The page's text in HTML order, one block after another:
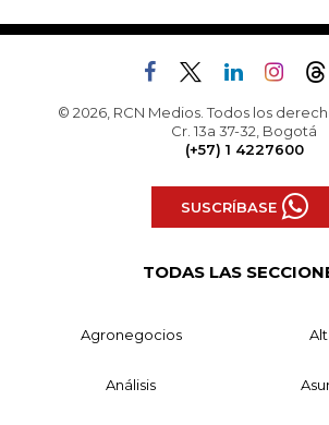
© 2026, RCN Medios. Todos los
Cr. 13a 37-32, Bogotá
(+57) 1 4227600
SUSCRÍBASE
TODAS LAS
Agronegocios
Análisis